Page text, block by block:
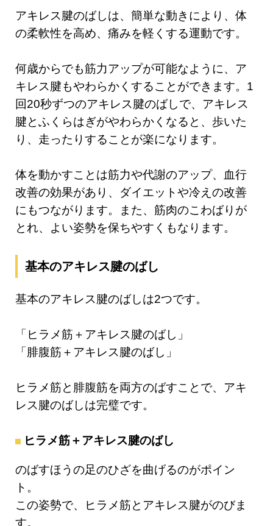
アキレス腱のばしは、簡単な動きにより、体
の柔軟性を高め、痛みを軽くする運動です。
何歳からでも筋力アップが可能なように、ア
キレス腱もやわらかくすることができます。1
回20秒ずつのアキレス腱のばしで、アキレス
腱とふくらはぎがやわらかくなると、歩いた
り、走ったりすることが楽になります。
体を動かすことは筋力や代謝のアップ、血行
改善の効果があり、ダイエットや冷えの改善
にもつながります。また、筋肉のこわばりが
とれ、よい姿勢を保ちやすくもなります。
基本のアキレス腱のばし
基本のアキレス腱のばしは2つです。
「ヒラメ筋＋アキレス腱のばし」
「腓腹筋＋アキレス腱のばし」
ヒラメ筋と腓腹筋を両方のばすことで、アキ
レス腱のばしは完璧です。
ヒラメ筋＋アキレス腱のばし
のばすほうの足のひざを曲げるのがポイン
ト。
この姿勢で、ヒラメ筋とアキレス腱がのびま
す。